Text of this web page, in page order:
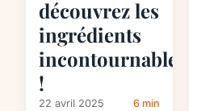
découvrez les
ingrédients
incontournables
!
22 avril 2025 6 min